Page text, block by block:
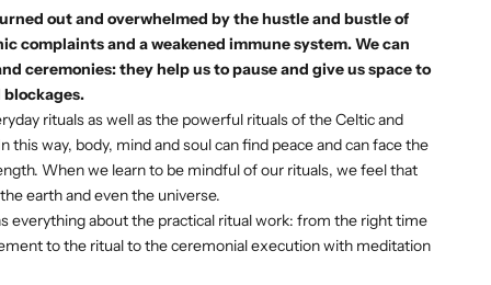
out and overwhelmed by the hustle and bustle of
complaints and a weakened immune system. We can
ceremonies: they help us to pause and give us space to
blockages.
rituals as well as the powerful rituals of the Celtic and
this way, body, mind and soul can find peace and can face the
When we learn to be mindful of our rituals, we feel that
earth and even the universe.
everything about the practical ritual work: from the right time
to the ritual to the ceremonial execution with meditation